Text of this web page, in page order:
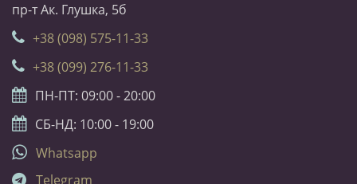
пр-т Ак. Глушка, 5б
+38 (098) 575-11-33
+38 (099) 276-11-33
ПН-ПТ: 09:00 - 20:00
СБ-НД: 10:00 - 19:00
Whatsapp
Telegram